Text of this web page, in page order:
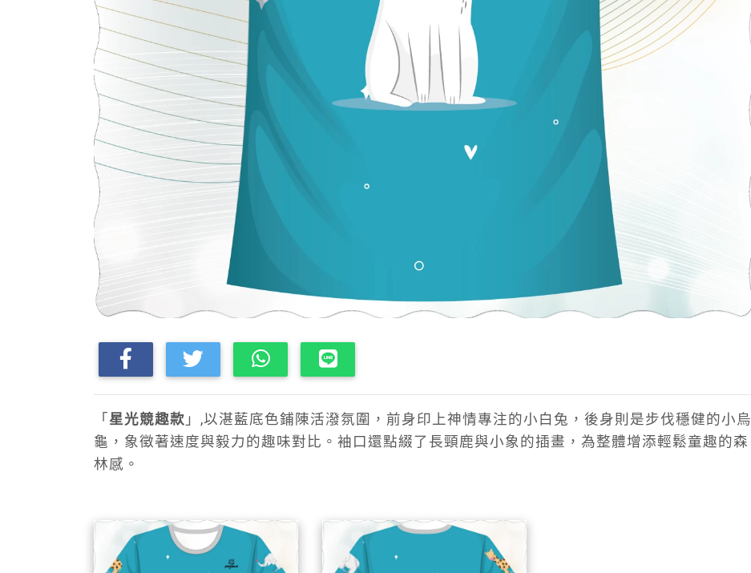
「 星光競趣款 」,以湛藍底色鋪陳活潑氛圍，前身印上神情專注的小白兔，後身則是步伐穩健的小烏
龜，象徵著速度與毅力的趣味對比。袖口還點綴了長頸鹿與小象的插畫，為整體增添輕鬆童趣的森
林感。